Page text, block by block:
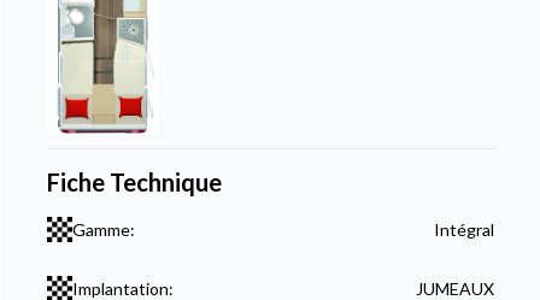
Fiche Technique
Gamme: Intégral
Implantation: JUMEAUX